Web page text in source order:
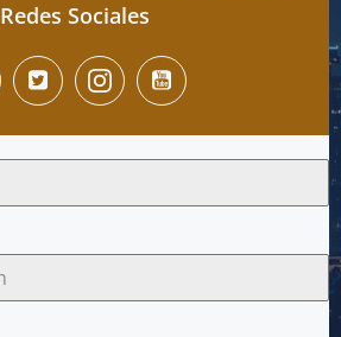
Redes Sociales